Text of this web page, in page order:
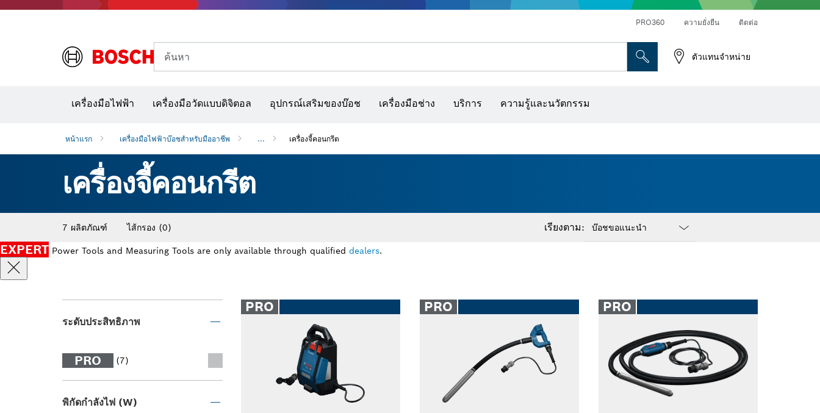
PRO360 ความยั่งยืน ติดต่อ
ค้นหา ตัวแทนจำหน่าย
เครื่องมือไฟฟ้า เครื่องมือวัดแบบดิจิตอล อุปกรณ์เสริมของบ๊อช เครื่องมือช่าง บริการ ความรู้และนวัตกรรม
หน้าแรก เครื่องมือไฟฟ้าบ๊อชสำหรับมืออาชีพ ... เครื่องจี้คอนกรีต
เครื่องจี้คอนกรีต
7 ผลิตภัณฑ์ ไส้กรอง (0) เรียงตาม:
EXPERT Power Tools and Measuring Tools are only available through qualified dealers.
ระดับประสิทธิภาพ
PRO (7)
พิกัดกำลังไฟ (W)
PRO PRO PRO